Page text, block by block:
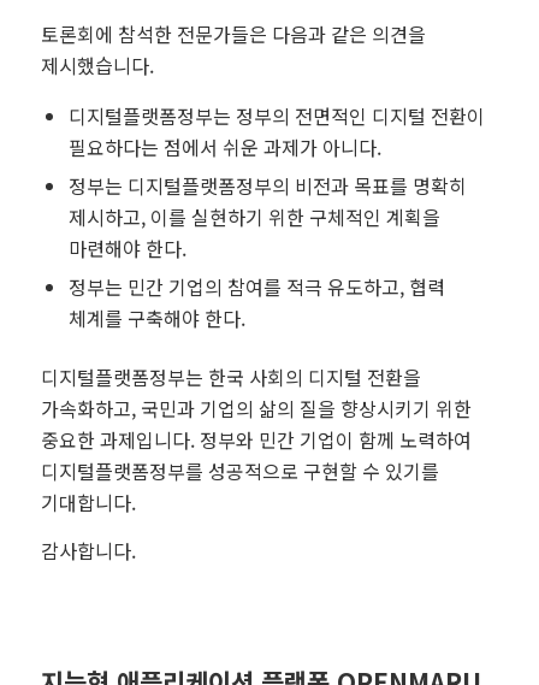
토론회에 참석한 전문가들은 다음과 같은 의견을
제시했습니다.
디지털플랫폼정부는 정부의 전면적인 디지털 전환이
필요하다는 점에서 쉬운 과제가 아니다.
정부는 디지털플랫폼정부의 비전과 목표를 명확히
제시하고, 이를 실현하기 위한 구체적인 계획을
마련해야 한다.
정부는 민간 기업의 참여를 적극 유도하고, 협력
체계를 구축해야 한다.
디지털플랫폼정부는 한국 사회의 디지털 전환을
가속화하고, 국민과 기업의 삶의 질을 향상시키기 위한
중요한 과제입니다. 정부와 민간 기업이 함께 노력하여
디지털플랫폼정부를 성공적으로 구현할 수 있기를
기대합니다.
감사합니다.